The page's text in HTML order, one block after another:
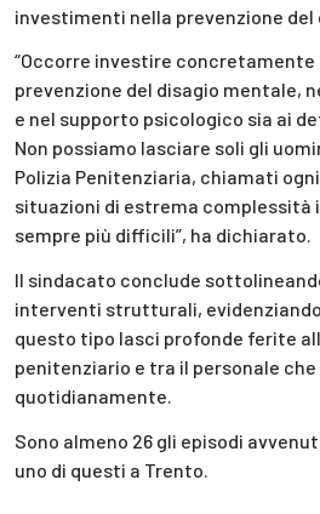
investimenti nella prevenzione del
“Occorre investire concretamente
prevenzione del disagio mentale,
e nel supporto psicologico sia ai
Non possiamo lasciare soli gli
Polizia Penitenziaria, chiamati
situazioni di estrema complessità
sempre più difficili”, ha dichiarato.
Il sindacato conclude
interventi strutturali,
questo tipo lasci profonde ferite
penitenziario e tra il personale che
quotidianamente.
Sono almeno 26 gli episodi
uno di questi a Trento.